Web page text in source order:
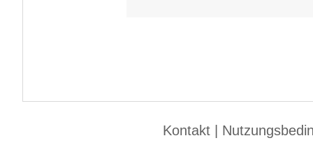
Kontakt